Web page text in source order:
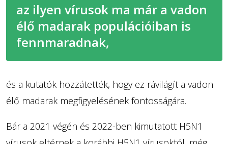
az ilyen vírusok ma már a vadon
élő madarak populációiban is
fennmaradnak,
és a kutatók hozzátették, hogy ez rávilágít a vadon
élő madarak megfigyelésének fontosságára.
Bár a 2021 végén és 2022-ben kimutatott H5N1